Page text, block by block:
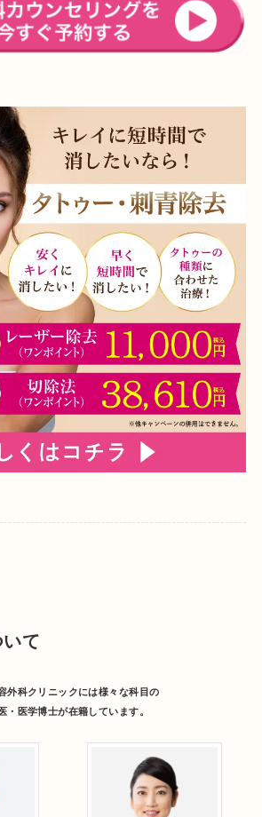
て
外科クリニックには様々な科目の
・医学博士が在籍しています。